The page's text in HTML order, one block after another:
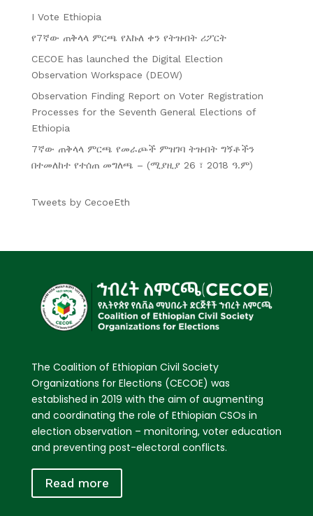
I Vote Ethiopia
የ7ኛው ጠቅላላ ምርጫ የእኩለ ቀን የትዝብት ሪፖርት
CECOE has launched the Digital Election
Observation Workspace (DEOW)
Observation Finding Report on Voter Registration
Processes for the Seventh General Elections of
Ethiopia
7ኛው ጠቅላላ ምርጫ የመራጮች ምዝገባ ትዝብት ግኝቶችን
በተመለከተ የተሰጠ መግለጫ – (ሚያዚያ 26 ፣ 2018 ዓ.ም)
Tweets by CecoeEth
The Coalition of Ethiopian Civil Society
Organizations for Elections (CECOE) was
established in 2019 with the aim of augmenting
and coordinating the role of Ethiopian CSOs in
election observation – monitoring, voter education
and preventing post-electoral conflicts.
Read more